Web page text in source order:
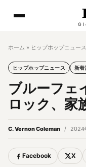
ホーム » ヒップホップニュース
ヒップホップニュース 新着
ブルーフェ
ロック、家
C. Vernon Coleman 2024
Facebook X